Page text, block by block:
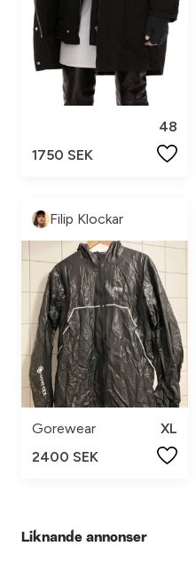
48
1750 SEK
Filip Klockar
Gorewear
XL
2400 SEK
Liknande annonser